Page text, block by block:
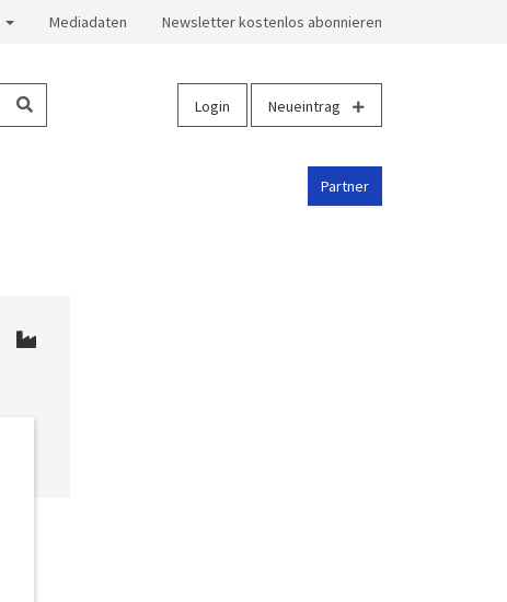
Mediadaten Newsletter kostenlos abonnieren
Login Neueintrag
Partner